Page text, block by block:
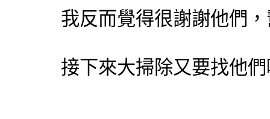
我反而覺得很謝謝他們
接下來大掃除又要找他